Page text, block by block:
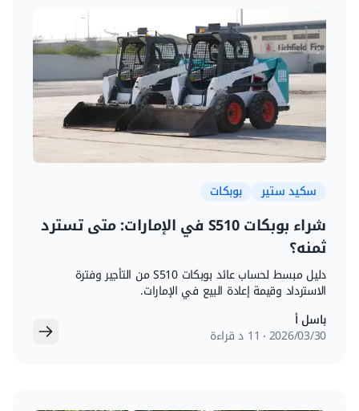
سكيد ستير بوبكات
شراء بوبكات S510 في الإمارات: متى تسترد
ثمنه؟
دليل مبسط لحساب عائد بوبكات S510 من التأجير وفترة
الاسترداد وقيمة إعادة البيع في الإمارات.
باسل أ
30‏/03‏/2026